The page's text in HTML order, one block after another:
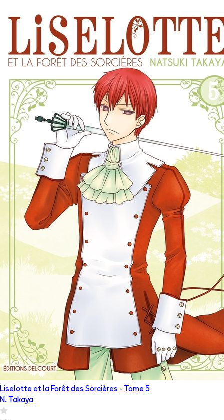
Liselotte et la Forêt des Sorcières - Tome 5
N. Takaya